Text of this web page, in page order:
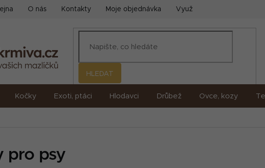
O nás Kontakty Moje objednávka Využití umělé inteligence
HLEDAT
Kočky Exoti, ptáci Hlodavci Drůbež Ovce, kozy
pro psy